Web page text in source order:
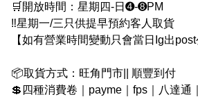
🛒開放時間：星期四-日➍-➑PM
‼️星期一/三只供提早預約客人取貨
【如有營業時間變動只會當日Ig出post
📦取貨方式：旺角門市|| 順豐到付
💲四種消費卷｜payme｜fps｜八達通